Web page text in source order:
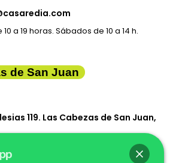
a 19 horas. Sábados de 10 a 14 h.
de San Juan
119. Las Cabezas de San Juan,